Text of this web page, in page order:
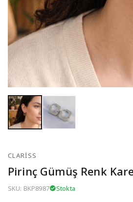
CLARISS
Pirinç Gümüş Renk
SKU: BKP8987 Stokta